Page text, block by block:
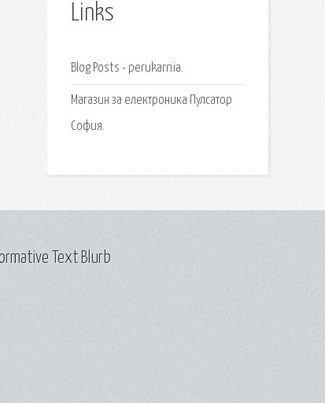
Links
Blog Posts - perukarnia.
Магазин за електроника Пулсатор
София.
Text Blurb